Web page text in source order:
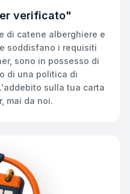
verificato"
di catene alberghiere e
soddisfano i requisiti
sono in possesso di
di una politica di
sulla tua carta
mai da noi.